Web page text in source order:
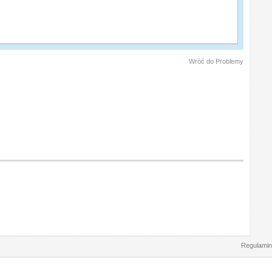
Wróć do Problemy
Regulamin